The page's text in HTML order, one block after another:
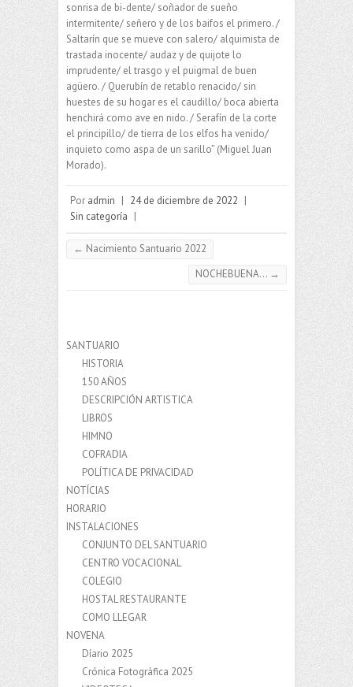
sonrisa de bi-dente/ soñador de sueño
intermitente/ señero y de los baifos el primero. /
Saltarín que se mueve con salero/ alquimista de
trastada inocente/ audaz y de quijote lo
imprudente/ el trasgo y el puigmal de buen
agüero. / Querubín de retablo renacido/ sin
huestes de su hogar es el caudillo/ boca abierta
henchirá como ave en nido. / Serafín de la corte
el principillo/ de tierra de los elfos ha venido/
inquieto como aspa de un sarillo” (Miguel Juan
Morado).
Por admin | 24 de diciembre de 2022 |
Sin categoría |
← Nacimiento Santuario 2022
NOCHEBUENA… →
SANTUARIO
HISTORIA
150 AÑOS
DESCRIPCIÓN ARTISTICA
LIBROS
HIMNO
COFRADIA
POLÍTICA DE PRIVACIDAD
NOTÍCIAS
HORARIO
INSTALACIONES
CONJUNTO DEL SANTUARIO
CENTRO VOCACIONAL
COLEGIO
HOSTAL RESTAURANTE
COMO LLEGAR
NOVENA
Díario 2025
Crónica Fotográfica 2025